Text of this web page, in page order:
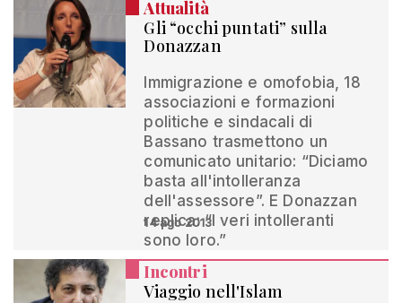
Attualità
Gli “occhi puntati” sulla
Donazzan
Immigrazione e omofobia, 18
associazioni e formazioni
politiche e sindacali di
Bassano trasmettono un
comunicato unitario: “Diciamo
basta all'intolleranza
dell'assessore”. E Donazzan
replica: “I veri intolleranti
sono loro.”
14 ago 2013
Incontri
Viaggio nell'Islam